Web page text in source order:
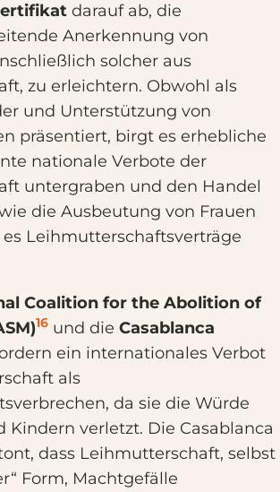
darauf ab, die
Anerkennung von
solcher aus
zu erleichtern. Obwohl als
und Unterstützung von
präsentiert, birgt es erhebliche
nationale Verbote der
untergraben und den Handel
die Ausbeutung von Frauen
Leihmutterschaftsverträge
Coalition for the Abolition of
16 und die Casablanca
ein internationales Verbot
als
da sie die Würde
Kindern verletzt. Die Casablanca
dass Leihmutterschaft, selbst
Form, Machtgefälle